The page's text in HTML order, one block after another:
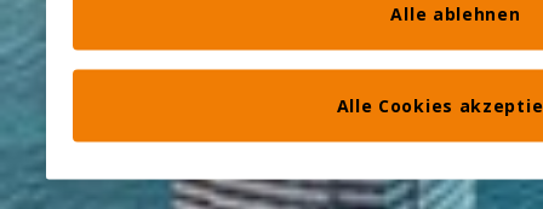
Alle ablehnen
Alle Cookies